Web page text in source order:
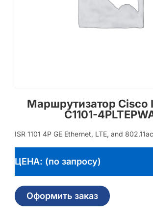
Маршрутизатор Cisco
C1101-
ISR 1101 4P GE Ethernet, LTE, and
ЦЕНА: (по запросу)
Оформить заказ